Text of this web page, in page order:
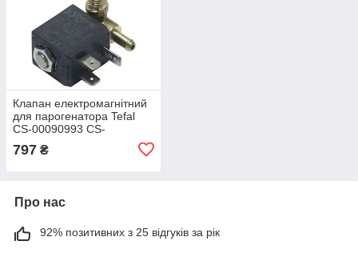
Клапан електромагнітний
для парогенатора Tefal
CS-00090993 CS-
797 ₴
Про нас
92% позитивних з 25 відгуків за рік